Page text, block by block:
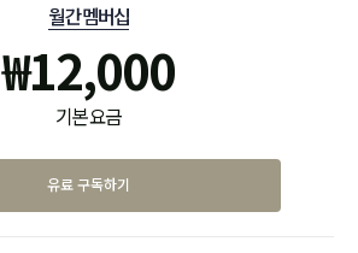
월간 멤버십
₩12,000
기본 요금
유료 구독하기